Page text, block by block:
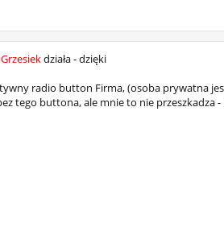
działa - dzięki
radio button Firma, (osoba prywatna
tego buttona, ale mnie to nie przeszkadza -